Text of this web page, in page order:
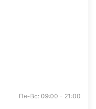
Пн-Вс: 09:00 - 21:00